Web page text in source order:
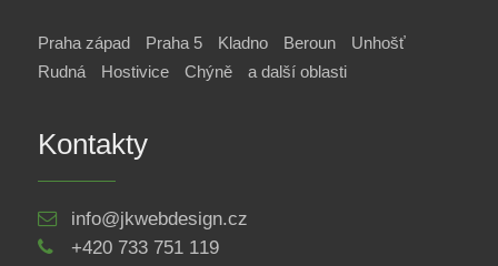
Praha západ Praha 5 Kladno Beroun
Unhošť
Rudná
Hostivice Chýně a další oblasti
Kontakty
info@jkwebdesign.cz
+420 733 751 119